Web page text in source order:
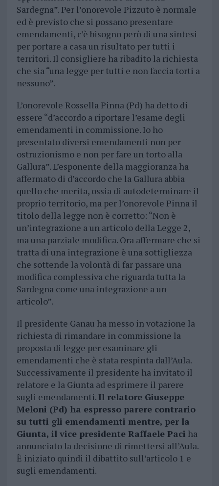
Sardegna”. Per l’onorevole Pizzuto è normale
ed è previsto che si possano presentare
emendamenti, c’è bisogno però di una sintesi
per portare a casa un risultato per tutti i
territori. Il consigliere ha ribadito la richiesta
che sia “una legge per tutti e non faccia torti a
nessuno”.
L’onorevole Rossella Pinna (Pd) ha detto di
essere “d’accordo a riportare l’esame degli
emendamenti in commissione. Io ho
presentato diversi emendamenti non per
ostruzionismo e non per fare un torto alla
Gallura”. L’esponente della maggioranza ha
affermato di d’accordo che la Gallura abbia
quello che merita, ossia di autodeterminare il
proprio territorio, ma per l’onorevole Pinna il
titolo della legge non è corretto: “Non è
un’integrazione a un articolo della Legge 2,
ma una parziale modifica. Ora affermare che si
tratta di una integrazione è una sottigliezza
che sottende la volontà di far passare una
modifica complessiva che riguarda tutta la
Sardegna come una integrazione a un
articolo”.
Il presidente Ganau ha messo in votazione la
richiesta di rimandare in commissione la
proposta di legge per esaminare gli
emendamenti che è stata respinta dall’Aula.
Successivamente il presidente ha invitato il
relatore e la Giunta ad esprimere il parere
sugli emendamenti. Il relatore Giuseppe
Meloni (Pd) ha espresso parere contrario
su tutti gli emendamenti mentre, per la
Giunta, il vice presidente Raffaele Paci ha
annunciato la decisione di rimettersi all’Aula.
È iniziato quindi il dibattito sull’articolo 1 e
sugli emendamenti.